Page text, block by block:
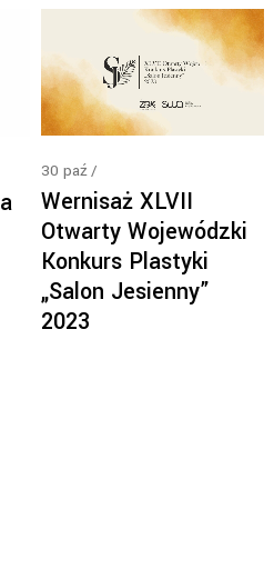
30 paź
Wernisaż XLVII
Otwarty Wojewódzki
Konkurs Plastyki
„Salon Jesienny”
2023